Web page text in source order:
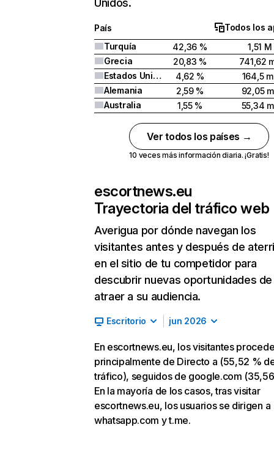
Unidos.
País
Todos los
Turquía
42,36 %
1,51 M
Grecia
20,83 %
741,62
Estados Unidos
4,62 %
164,5
Alemania
2,59 %
92,05
Australia
1,55 % 55,34
Ver todos los países →
10 veces más información diaria. ¡Gratis!
escortnews.eu
Trayectoria del tráfico web
Averigua por dónde navegan los
visitantes antes y después de
en el sitio de tu competidor para
descubrir nuevas oportunidades de
atraer a su audiencia.
Escritorio jun 2026
En escortnews.eu, los visitantes
principalmente de Directo a (55,52 %
tráfico), seguidos de google.com
En la mayoría de los casos, tras visitar
escortnews.eu, los usuarios se dirigen a
whatsapp.com y t.me.